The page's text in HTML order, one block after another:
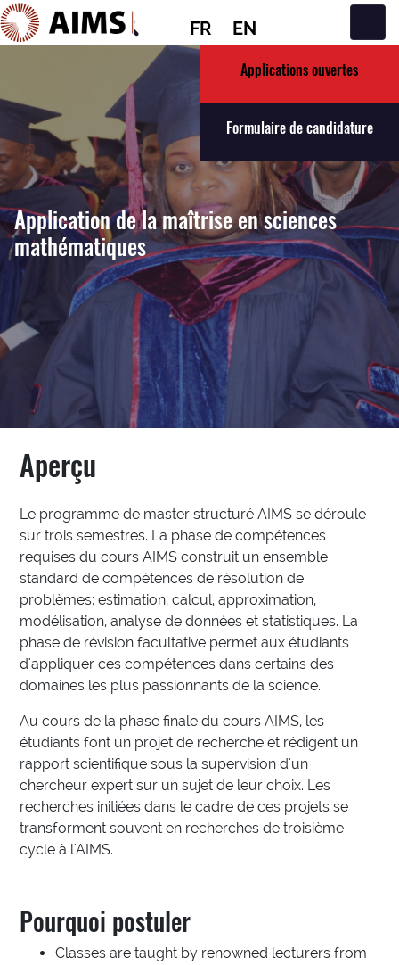
FR EN
Navigation principale
Application de la maîtrise en sciences
mathématiques
Applications ouvertes
Formulaire de candidature
Aperçu
Le programme de master structuré AIMS se déroule
sur trois semestres. La phase de compétences
requises du cours AIMS construit un ensemble
standard de compétences de résolution de
problèmes: estimation, calcul, approximation,
modélisation, analyse de données et statistiques. La
phase de révision facultative permet aux étudiants
d'appliquer ces compétences dans certains des
domaines les plus passionnants de la science.
Au cours de la phase finale du cours AIMS, les
étudiants font un projet de recherche et rédigent un
rapport scientifique sous la supervision d'un
chercheur expert sur un sujet de leur choix. Les
recherches initiées dans le cadre de ces projets se
transforment souvent en recherches de troisième
cycle à l'AIMS.
Pourquoi postuler
Classes are taught by renowned lecturers from